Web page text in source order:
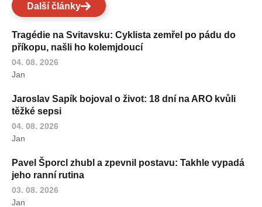
Další články
Tragédie na Svitavsku: Cyklista zemřel po pádu do
příkopu, našli ho kolemjdoucí
04. 08. 2026
Jan
Jaroslav Sapík bojoval o život: 18 dní na ARO kvůli
těžké sepsi
04. 08. 2026
Jan
Pavel Šporcl zhubl a zpevnil postavu: Takhle vypadá
jeho ranní rutina
03. 08. 2026
Jan